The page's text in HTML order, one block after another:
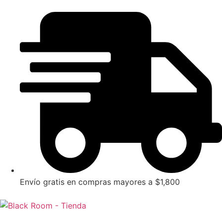
Envío gratis en compras mayores a $1,800